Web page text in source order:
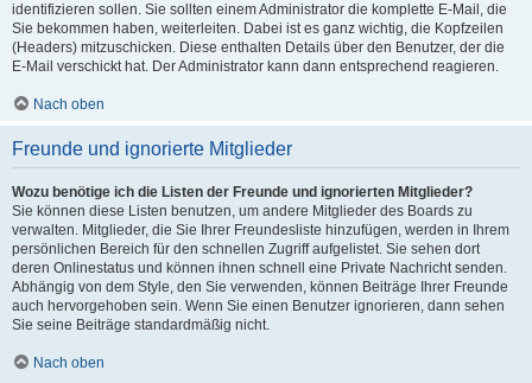
identifizieren sollen. Sie sollten einem Administrator die komplette E-Mail, die
Sie bekommen haben, weiterleiten. Dabei ist es ganz wichtig, die Kopfzeilen
(Headers) mitzuschicken. Diese enthalten Details über den Benutzer, der die
E-Mail verschickt hat. Der Administrator kann dann entsprechend reagieren.
Nach oben
Freunde und ignorierte Mitglieder
Wozu benötige ich die Listen der Freunde und ignorierten Mitglieder?
Sie können diese Listen benutzen, um andere Mitglieder des Boards zu
verwalten. Mitglieder, die Sie Ihrer Freundesliste hinzufügen, werden in Ihrem
persönlichen Bereich für den schnellen Zugriff aufgelistet. Sie sehen dort
deren Onlinestatus und können ihnen schnell eine Private Nachricht senden.
Abhängig von dem Style, den Sie verwenden, können Beiträge Ihrer Freunde
auch hervorgehoben sein. Wenn Sie einen Benutzer ignorieren, dann sehen
Sie seine Beiträge standardmäßig nicht.
Nach oben